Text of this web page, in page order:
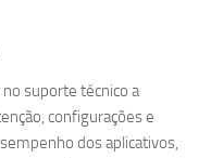
suporte técnico a
configurações e
dos aplicativos,